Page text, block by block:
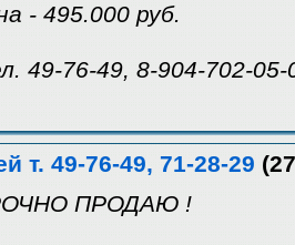
- 495.000 руб.
49-76-49, 8-904-702-05-
т. 49-76-49, 71-28-29
ПРОДАЮ !